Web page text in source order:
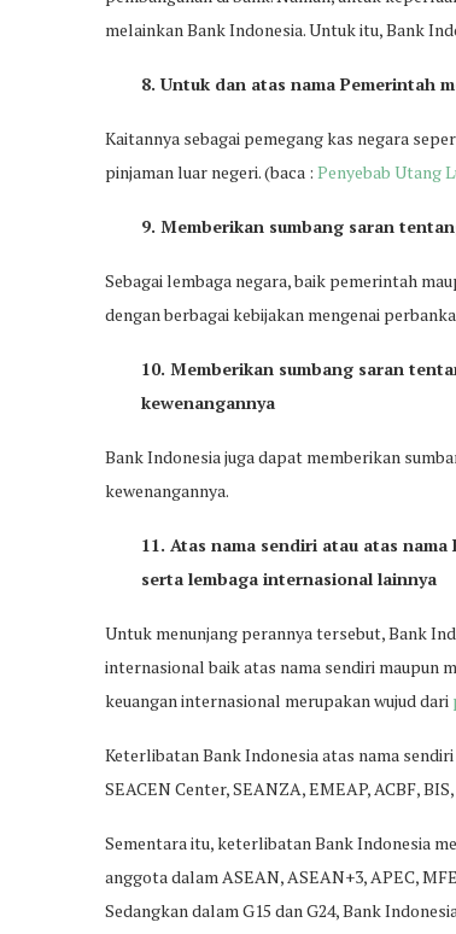
melainkan Bank Indonesia. Untuk itu, Bank
8. Untuk dan atas nama Pemerintah
Kaitannya sebagai pemegang kas negara
pinjaman luar negeri. (baca : Penyebab Utang
9. Memberikan sumbang saran
Sebagai lembaga negara, baik pemerintah
dengan berbagai kebijakan mengenai
10. Memberikan sumbang saran
kewenangannya
Bank Indonesia juga dapat memberikan
kewenangannya.
11. Atas nama sendiri atau atas
serta lembaga internasional lainnya
Untuk menunjang perannya tersebut, Bank
internasional baik atas nama sendiri maupun
keuangan internasional merupakan wujud dari
Keterlibatan Bank Indonesia atas nama
SEACEN Center, SEANZA, EMEAP, ACBF,
Sementara itu, keterlibatan Bank Indonesia
anggota dalam ASEAN, ASEAN+3, APEC,
Sedangkan dalam G15 dan G24, Bank